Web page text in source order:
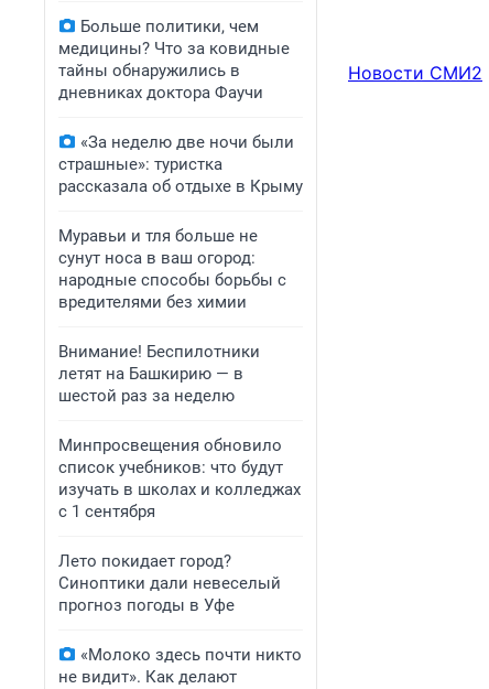
Больше политики, чем
медицины? Что за ковидные
тайны обнаружились в
дневниках доктора Фаучи
«За неделю две ночи были
страшные»: туристка
рассказала об отдыхе в Крыму
Муравьи и тля больше не
сунут носа в ваш огород:
народные способы борьбы с
вредителями без химии
Внимание! Беспилотники
летят на Башкирию — в
шестой раз за неделю
Минпросвещения обновило
список учебников: что будут
изучать в школах и колледжах
с 1 сентября
Лето покидает город?
Синоптики дали невеселый
прогноз погоды в Уфе
«Молоко здесь почти никто
не видит». Как делают
Новости СМИ2